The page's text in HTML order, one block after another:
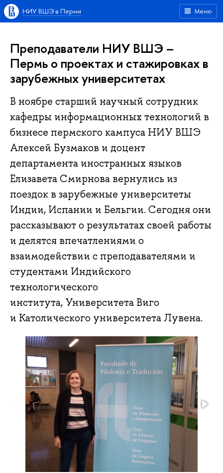
Меню
НИУ ВШЭ в Перми
Преподаватели НИУ ВШЭ –
Пермь о проектах и стажировках в
зарубежных университетах
В ноябре старший научный сотрудник
кафедры информационных технологий в
бизнесе пермского кампуса НИУ ВШЭ
Алексей Бузмаков и доцент
департамента иностранных языков
Елизавета Смирнова вернулись из
поездок в зарубежные университеты
Индии, Испании и Бельгии. Сегодня они
рассказывают о результатах своей работы
и делятся впечатлениями о
взаимодействии с преподавателями и
студентами Индийского
технологического
института, Университета Виго
и Католического университета Лувена.